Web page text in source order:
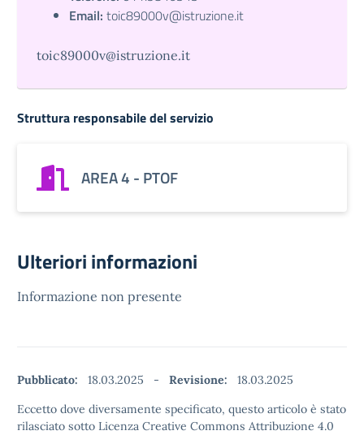
Email: toic89000v@istruzione.it
toic89000v@istruzione.it
Struttura responsabile del servizio
AREA 4 - PTOF
Ulteriori informazioni
Informazione non presente
Pubblicato: 18.03.2025 - Revisione:
18.03.2025
Eccetto dove diversamente specificato, questo articolo è stato
rilasciato sotto Licenza Creative Commons Attribuzione 4.0